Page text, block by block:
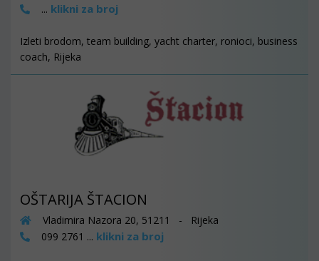
... klikni za broj
Izleti brodom, team building, yacht charter, ronioci, business
coach, Rijeka
OŠTARIJA ŠTACION
Vladimira Nazora 20, 51211 - Rijeka
099 2761 ... klikni za broj